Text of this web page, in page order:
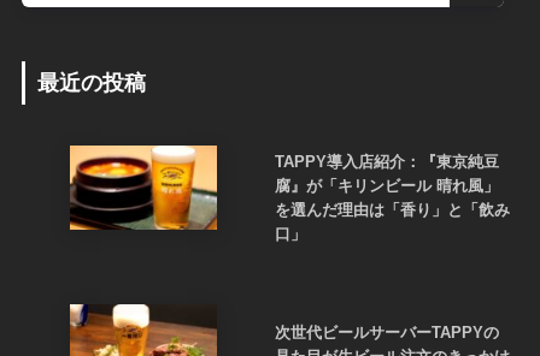
最近の投稿
TAPPY導入店紹介：『東京純豆
腐』が「キリンビール 晴れ風」
を選んだ理由は「香り」と「飲み
口」
次世代ビールサーバーTAPPYの